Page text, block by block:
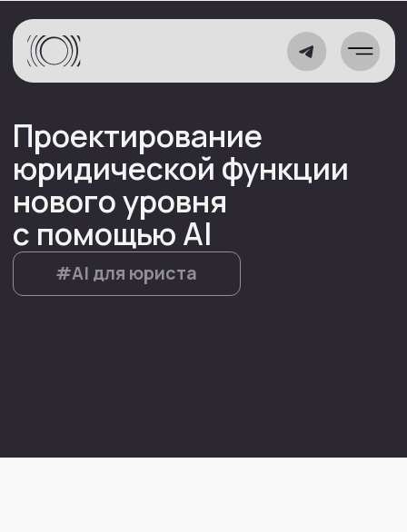
юридической функции
нового уровня
с помощью AI
#AI для юриста
функцией крупной группы